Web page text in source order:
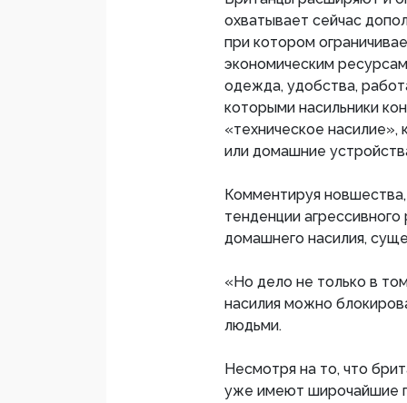
охватывает сейчас
при котором
экономическим
одежда, удобства,
которыми насильники
«техническое насилие»,
или домашние
Комментируя
тенденции
домашнего насилия,
«Но дело не только в
насилия можно
людьми.
Несмотря на то, что
уже имеют широчайшие